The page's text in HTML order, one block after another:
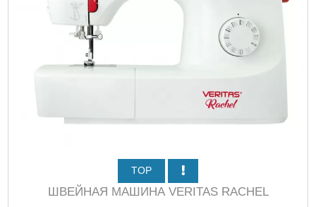
TOP
ШВЕЙНАЯ МАШИНА VERITAS RACHEL